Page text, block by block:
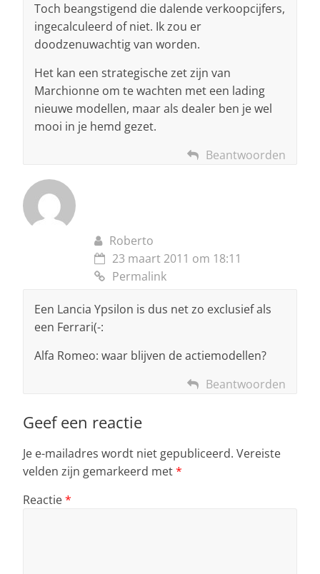
Toch beangstigend die dalende verkoopcijfers,
ingecalculeerd of niet. Ik zou er
doodzenuwachtig van worden.
Het kan een strategische zet zijn van
Marchionne om te wachten met een lading
nieuwe modellen, maar als dealer ben je wel
mooi in je hemd gezet.
Beantwoorden
Roberto
23 maart 2011 om 18:11
Permalink
Een Lancia Ypsilon is dus net zo exclusief als
een Ferrari(-:
Alfa Romeo: waar blijven de actiemodellen?
Beantwoorden
Geef een reactie
Je e-mailadres wordt niet gepubliceerd. Vereiste
velden zijn gemarkeerd met*
Reactie*